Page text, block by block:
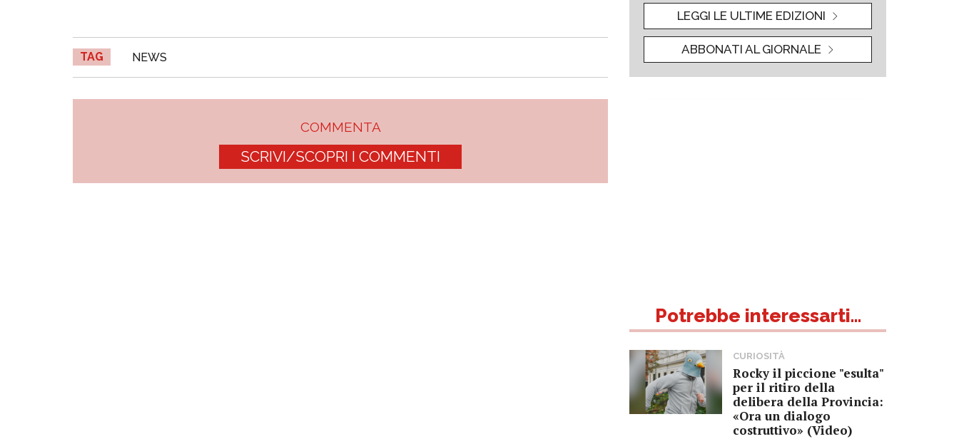
TAG NEWS
COMMENTA
SCRIVI/SCOPRI I COMMENTI
LEGGI LE ULTIME EDIZIONI
ABBONATI AL GIORNALE
Potrebbe interessarti...
CURIOSITÀ
Rocky il piccione "esulta"
per il ritiro della
delibera della Provincia:
«Ora un dialogo
costruttivo» (Video)